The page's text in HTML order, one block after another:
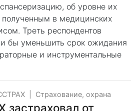
об уровне их
полученным в медицинских
Треть респондентов
бы уменьшить срок ожидания
и инструментальные
Страхование, охрана
от